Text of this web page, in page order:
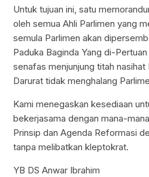
Untuk tujuan ini, satu
oleh semua Ahli Parlimen yang
semula Parlimen akan
Paduka Baginda Yang di-
senafas menjunjung titah nasihat
Darurat tidak menghalang
Kami menegaskan kesediaan
bekerjasama dengan mana-
Prinsip dan Agenda Reformasi
tanpa melibatkan kleptokrat.
YB DS Anwar Ibrahim